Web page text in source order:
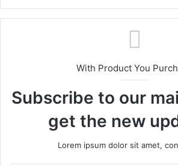
With Product You
Subscribe to our
get the new
Lorem ipsum dolor sit amet,